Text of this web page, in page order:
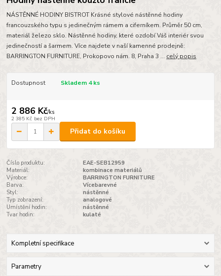
NÁSTĚNNÉ HODINY BISTROT Krásné stylové nástěnné hodiny
francouzského typu s jedinečným rámem a ciferníkem. Průměr 50 cm,
materiál železo sklo. Nástěnné hodiny, které ozdobí Váš interiér svou
jedinečností a šarmem. Více najdete v naší kamenné prodejně:
BARRINGTON FURNITURE, Prokopovo nám. 8, Praha 3 ... celý popis
Dostupnost Skladem 4 ks
2 886 Kč/ks
2 385 Kč bez DPH
Přidat do košíku
Číslo produktu:
EAE-SEB12959
Materiál:
kombinace materiálů
Výrobce:
BARRINGTON FURNITURE
Barva:
Vícebarevné
Styl:
nástěnné
Typ zobrazení:
analogové
Umístění hodin:
nástěnné
Tvar hodin:
kulaté
Kompletní specifikace
Parametry